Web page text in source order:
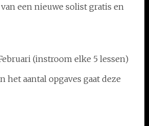
een nieuwe solist gratis en
(instroom elke 5 lessen)
het aantal opgaves gaat deze